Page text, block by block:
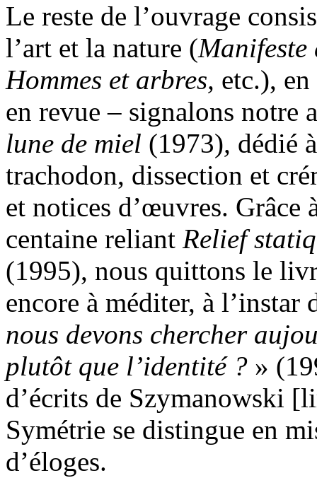
Le reste de l’ouvrage
l’art et la nature (Manifeste
Hommes et arbres, etc.),
en revue – signalons notre
lune de miel (1973), dédié
trachodon, dissection et
et notices d’œuvres. Grâce
centaine reliant Relief
(1995), nous quittons le
encore à méditer, à l’instar
nous devons chercher
plutôt que l’identité ? »
d’écrits de Szymanowski
Symétrie se distingue en
d’éloges.